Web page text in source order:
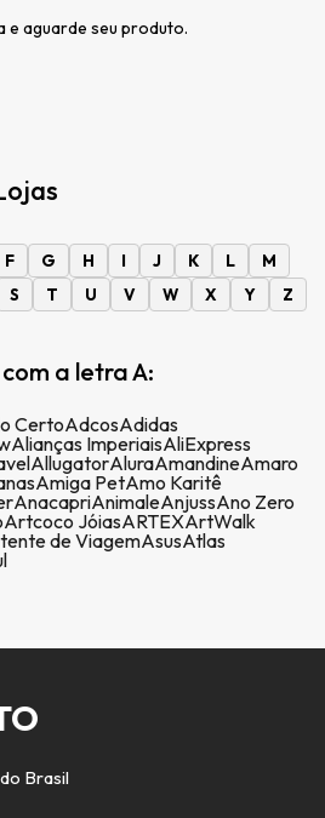
e aguarde seu produto.
F G H I J K L
M
S T U V W X Y Z
a letra A:
CertoAdcosAdidas
Alianças ImperiaisAliExpress
AllugatorAluraAmandineAmaro
Amiga PetAmo Karitê
AnacapriAnimaleAnjussAno Zero
Artcoco JóiasARTEXArtWalk
de ViagemAsusAtlas
Brasil